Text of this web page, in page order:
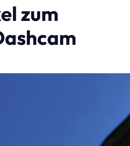
zum